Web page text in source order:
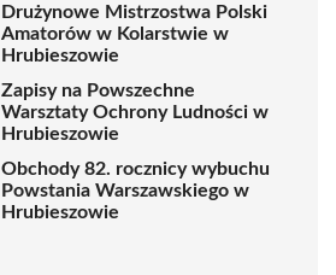
Drużynowe Mistrzostwa Polski
Amatorów w Kolarstwie w
Hrubieszowie
Zapisy na Powszechne
Warsztaty Ochrony Ludności w
Hrubieszowie
Obchody 82. rocznicy wybuchu
Powstania Warszawskiego w
Hrubieszowie